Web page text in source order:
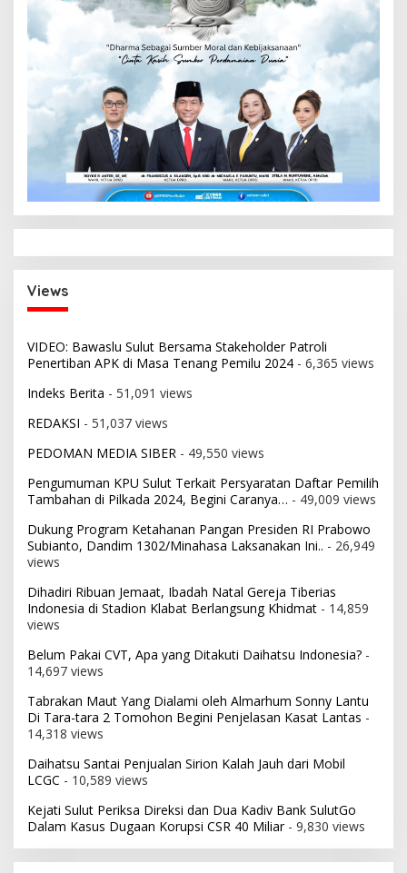
Views
VIDEO: Bawaslu Sulut Bersama Stakeholder Patroli
Penertiban APK di Masa Tenang Pemilu 2024 - 6,365 views
Indeks Berita - 51,091 views
REDAKSI - 51,037 views
PEDOMAN MEDIA SIBER - 49,550 views
Pengumuman KPU Sulut Terkait Persyaratan Daftar Pemilih
Tambahan di Pilkada 2024, Begini Caranya… - 49,009 views
Dukung Program Ketahanan Pangan Presiden RI Prabowo
Subianto, Dandim 1302/Minahasa Laksanakan Ini.. - 26,949
views
Dihadiri Ribuan Jemaat, Ibadah Natal Gereja Tiberias
Indonesia di Stadion Klabat Berlangsung Khidmat - 14,859
views
Belum Pakai CVT, Apa yang Ditakuti Daihatsu Indonesia? -
14,697 views
Tabrakan Maut Yang Dialami oleh Almarhum Sonny Lantu
Di Tara-tara 2 Tomohon Begini Penjelasan Kasat Lantas -
14,318 views
Daihatsu Santai Penjualan Sirion Kalah Jauh dari Mobil
LCGC - 10,589 views
Kejati Sulut Periksa Direksi dan Dua Kadiv Bank SulutGo
Dalam Kasus Dugaan Korupsi CSR 40 Miliar- 9,830 views